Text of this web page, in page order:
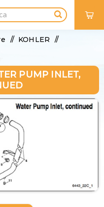
/ KOHLER /
Inlet, continued
PUMP INLET,